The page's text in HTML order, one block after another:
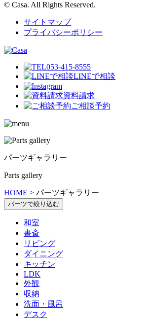
© Casa. All Rights Reserved.
サイトマップ
プライバシーポリシー
053-415-8555
LINEで相談
資料請求
ご相談予約
パーツギャラリー
Parts gallery
HOME > パーツギャラリー
パーツで絞り込む
和室
書斎
リビング
ダイニング
キッチン
LDK
外観
収納
洗面・風呂
デスク